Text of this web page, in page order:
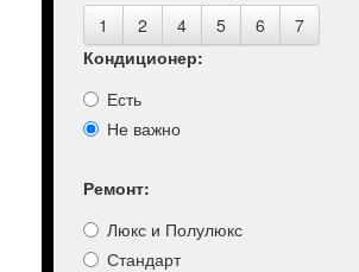
1
2 4 5 6
7
Кондиционер:
Есть
Не важно
Ремонт:
Люкс и Полулюкс
Стандарт